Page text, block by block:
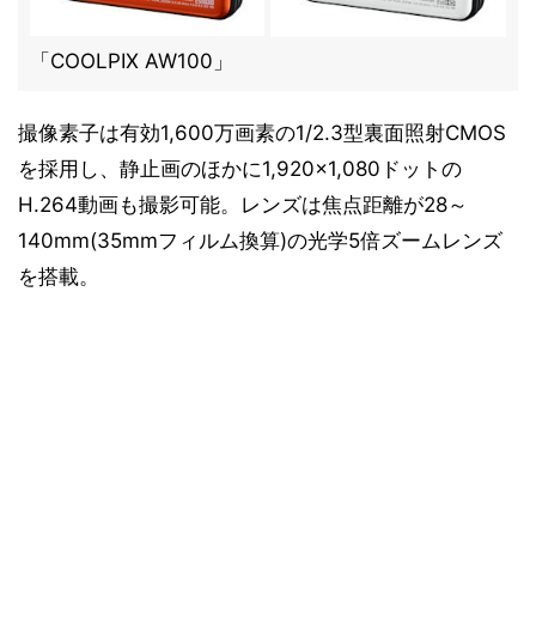
「COOLPIX AW100」
撮像素子は有効1,600万画素の1/2.3型裏面照射CMOS
を採用し、静止画のほかに1,920×1,080ドットの
H.264動画も撮影可能。レンズは焦点距離が28～
140mm(35mmフィルム換算)の光学5倍ズームレンズ
を搭載。